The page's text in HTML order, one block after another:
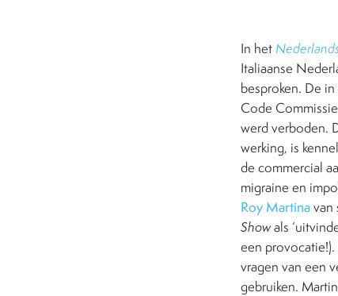
In het
Italiaanse
besproken. De
Code
werd verboden.
werking, is
de commercial
migraine en
Roy Martinavan
Showals
een
vragen van een
gebruiken.